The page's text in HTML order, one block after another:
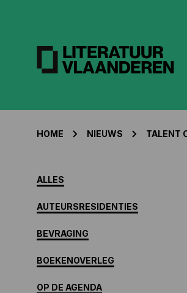
HOME NIEUWS TALENT
ALLES
AUTEURSRESIDENTIES
BEVRAGING
BOEKENOVERLEG
OP DE AGENDA